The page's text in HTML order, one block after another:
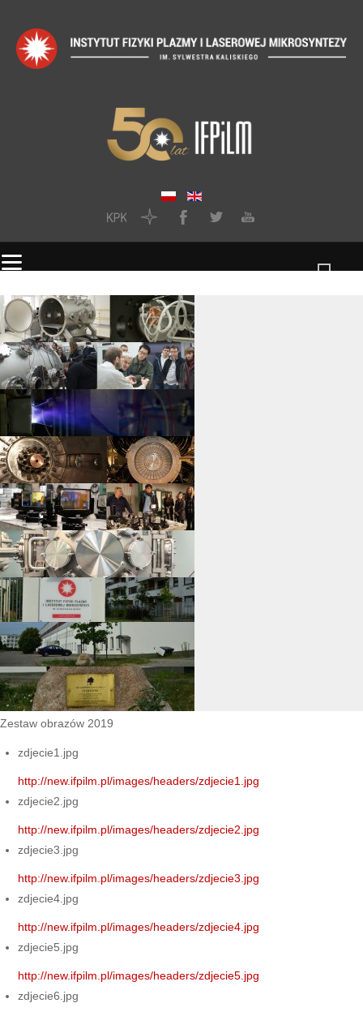
Zestaw obrazów 2019
zdjecie1.jpg
http://new.ifpilm.pl/images/headers/zdjecie1.jpg
zdjecie2.jpg
http://new.ifpilm.pl/images/headers/zdjecie2.jpg
zdjecie3.jpg
http://new.ifpilm.pl/images/headers/zdjecie3.jpg
zdjecie4.jpg
http://new.ifpilm.pl/images/headers/zdjecie4.jpg
zdjecie5.jpg
http://new.ifpilm.pl/images/headers/zdjecie5.jpg
zdjecie6.jpg